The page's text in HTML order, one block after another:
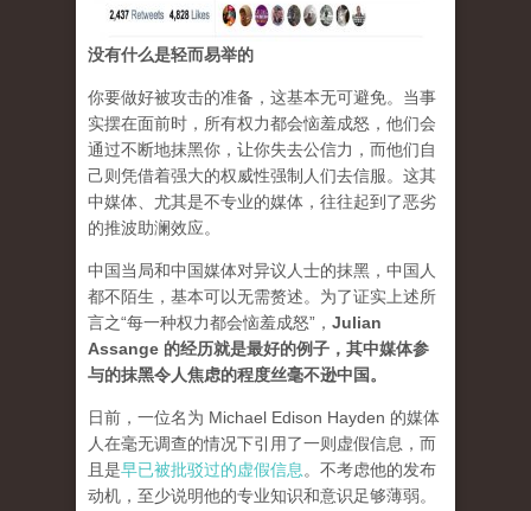
没有什么是轻而易举的
你要做好被攻击的准备，这基本无可避免。当事
实摆在面前时，所有权力都会恼羞成怒，他们会
通过不断地抹黑你，让你失去公信力，而他们自
己则凭借着强大的权威性强制人们去信服。这其
中媒体、尤其是不专业的媒体，往往起到了恶劣
的推波助澜效应。
中国当局和中国媒体对异议人士的抹黑，中国人
都不陌生，基本可以无需赘述。为了证实上述所
言之“每一种权力都会恼羞成怒”， Julian
Assange 的经历就是最好的例子，其中媒体参
与的抹黑令人焦虑的程度丝毫不逊中国。
日前，一位名为 Michael Edison Hayden 的媒体
人在毫无调查的情况下引用了一则虚假信息，而
且是早已被批驳过的虚假信息 。不考虑他的发布
动机，至少说明他的专业知识和意识足够薄弱。